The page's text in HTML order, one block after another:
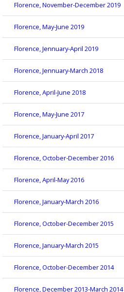
Florence, November-December 2019
Florence, May-June 2019
Florence, Jennuary-April 2019
Florence, Jennuary-March 2018
Florence, April-June 2018
Florence, May-June 2017
Florence, January-April 2017
Florence, October-December 2016
Florence, April-May 2016
Florence, January-March 2016
Florence, October-December 2015
Florence, January-March 2015
Florence, October-December 2014
Florence, December 2013-March 2014